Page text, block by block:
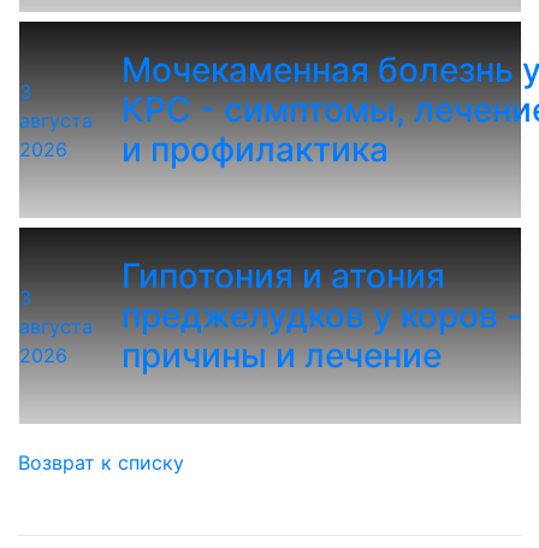
3
августа
2026
Мочекаменная болезнь
КРС - симптомы,
и профилактика
3
августа
2026
Гипотония и атония
преджелудков у коров -
причины и лечение
Возврат к списку